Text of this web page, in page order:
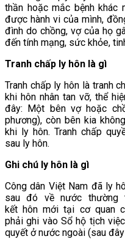
thần hoặc mắc bệnh khác
được hành vi của mình,
đình do chồng, vợ của họ
đến tính mạng, sức khỏe,
Tranh chấp ly hôn là gì
Tranh chấp ly hôn là tranh
khi hôn nhân tan vỡ, thể
đây: Một bên vợ hoặc
phương), còn bên kia
khi ly hôn. Tranh chấp
sau ly hôn.
Ghi chú ly hôn là gì
Công dân Việt Nam đã ly
sau đó về nước
kết hôn mới tại cơ quan
phải ghi vào Sổ hộ tịch
quyết ở nước ngoài (sau